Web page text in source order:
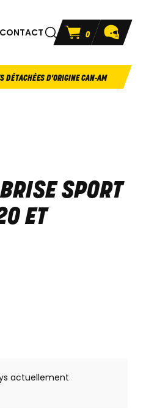
CONTACT 0
DÉTACHÉES D'ORIGINE CAN-AM
SPORT
ET
actuellement